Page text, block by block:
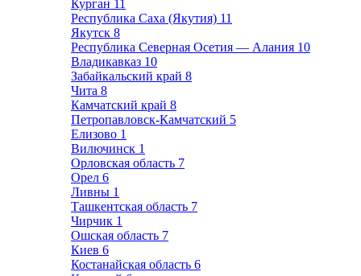
Курган 11
Республика Саха (Якутия) 11
Якутск 8
Республика Северная Осетия — Алания 10
Владикавказ 10
Забайкальский край 8
Чита 8
Камчатский край 8
Петропавловск-Камчатский 5
Елизово 1
Вилючинск 1
Орловская область 7
Орел 6
Ливны 1
Ташкентская область 7
Чирчик 1
Ошская область 7
Киев 6
Костанайская область 6